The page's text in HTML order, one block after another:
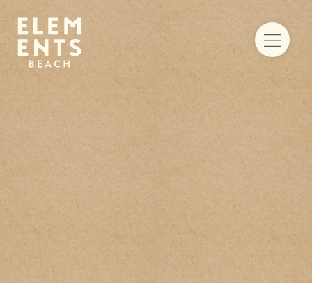
Food & drinks
Iets te vieren
Trouwen aan zee
Vergaderen